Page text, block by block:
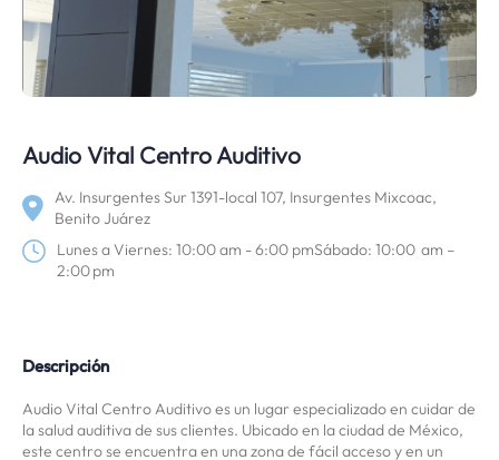
Audio Vital Centro Auditivo
Av. Insurgentes Sur 1391-local 107, Insurgentes Mixcoac,
Benito Juárez
Lunes a Viernes: 10:00 am - 6:00 pmSábado: 10:00 am –
2:00 pm
Descripción
Audio Vital Centro Auditivo es un lugar especializado en cuidar de
la salud auditiva de sus clientes. Ubicado en la ciudad de México,
este centro se encuentra en una zona de fácil acceso y en un